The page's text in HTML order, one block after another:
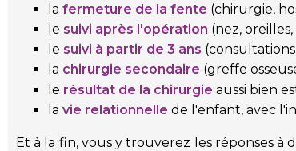
la fermeture de la fente (chirurgie,
le suivi après l'opération (nez,
le suivi à partir de 3 ans
la chirurgie secondaire (greffe
le résultat de la chirurgie aussi bien
la vie relationnelle de l'enfant, avec
Et à la fin, vous y trouverez les réponses à